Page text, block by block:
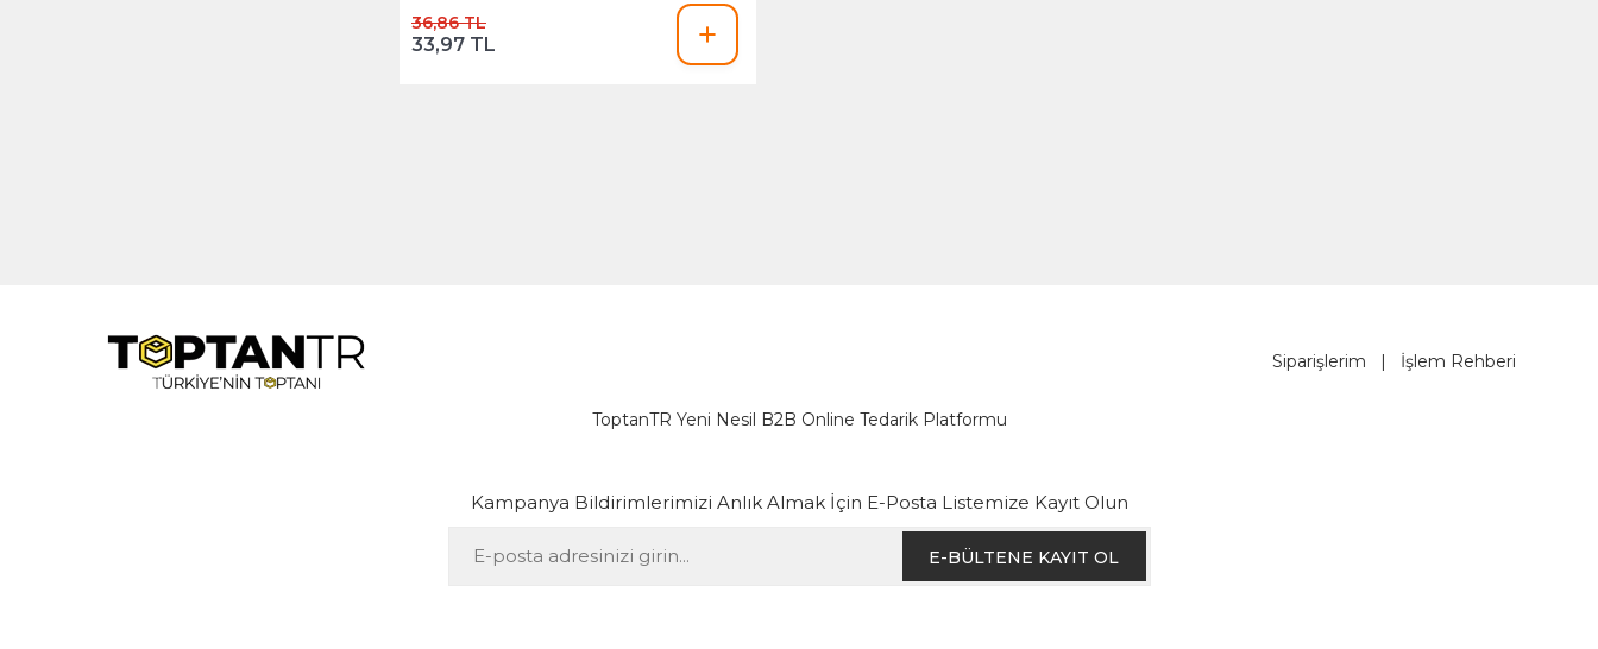
36,86 TL
33,97 TL
Siparişlerim | İşlem Rehberi
ToptanTR Yeni Nesil B2B Online Tedarik Platformu
Kampanya Bildirimlerimizi Anlık Almak İçin E-Posta Listemize Kayıt Olun
E-BÜLTENE KAYIT OL